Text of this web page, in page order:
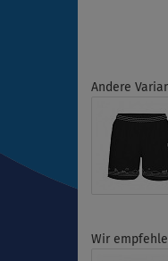
Andere
Wir